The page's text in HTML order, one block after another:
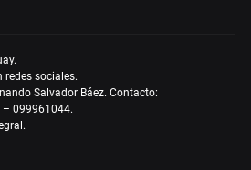
redes sociales.
Salvador Báez. Contacto:
– 099961044.